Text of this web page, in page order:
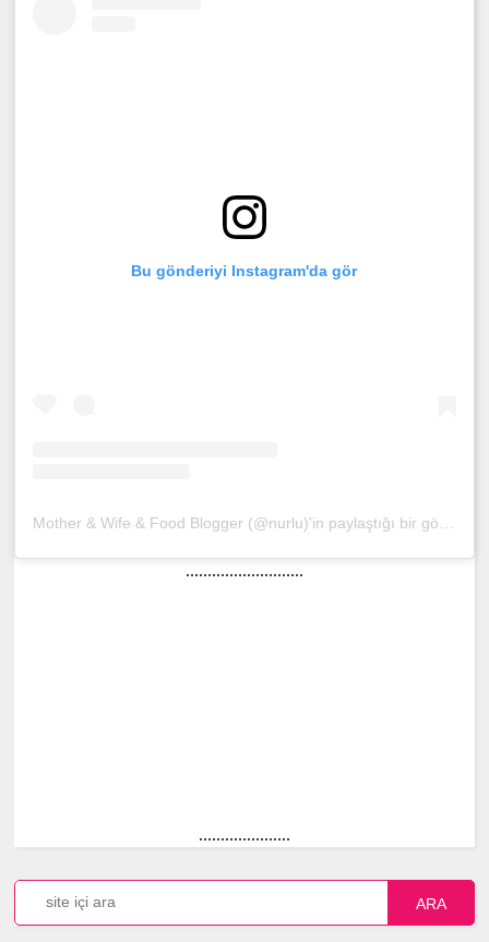
Bu gönderiyi Instagram'da gör
Mother & Wife & Food Blogger (@nurlu)'in paylaştığı bir gönderi
...........................
.....................
ARA